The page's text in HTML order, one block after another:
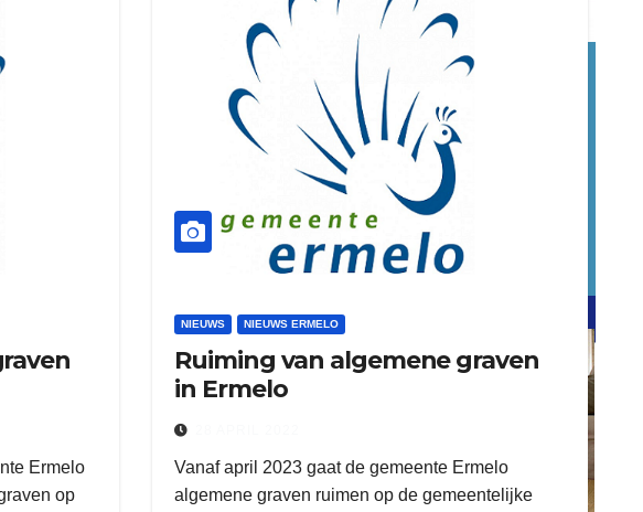
dierenkliniekputten
word vrijwilliger (1)
word vrijwilliger (1)
refreshed webdesign putten
Ermelo
op
NIEUWS NIEUWS ERMELO
Ruiming van algemene graven
in Ermelo
Vanaf april 2023 gaat de gemeente Ermelo
algemene graven ruimen op de gemeentelijke